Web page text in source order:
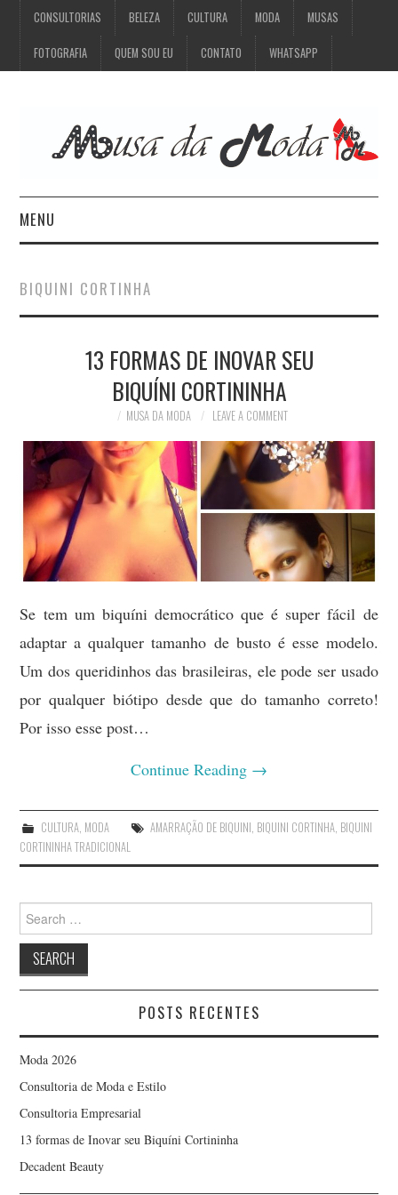
CONSULTORIAS BELEZA CULTURA MODA MUSAS
FOTOGRAFIA QUEM SOU EU CONTATO WHATSAPP
MENU
CULTURA
MUSAS
FOTOGRAFIA
QUEM SOU EU
CONTATO
WHATSAPP
BIQUINI CORTINHA
13 FORMAS DE INOVAR SEU
BIQUÍNI CORTININHA
MUSA DA MODA LEAVE A COMMENT
Se tem um biquíni democrático que é super fácil de
adaptar a qualquer tamanho de busto é esse modelo.
Um dos queridinhos das brasileiras, ele pode ser usado
por qualquer biótipo desde que do tamanho correto!
Por isso esse post…
Continue Reading →
CULTURA, MODA AMARRAÇÃO DE BIQUINI BIQUINI CORTINHA, BIQUINI
CORTININHA TRADICIONAL
for:
POSTS RECENTES
Moda 2026
Consultoria de Moda e Estilo
Consultoria Empresarial
13 formas de Inovar seu Biquíni Cortininha
Decadent Beauty